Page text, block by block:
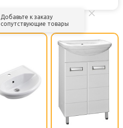
Добавьте к заказу
сопутствующие товары